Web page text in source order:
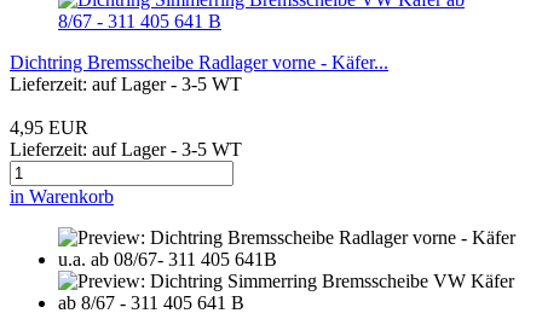
Dichtring Bremsscheibe Radlager vorne - Käfer...
Lieferzeit: auf Lager - 3-5 WT
4,95 EUR
Lieferzeit: auf Lager - 3-5 WT
in Warenkorb